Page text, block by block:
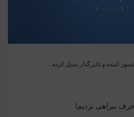
کننده و تاثیرگذار تبدیل کرده...
بیراهی نزدیم!